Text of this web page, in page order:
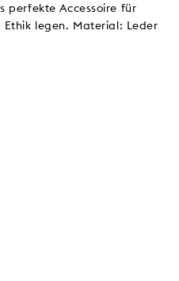
perfekte Accessoire für
legen. Material: Leder